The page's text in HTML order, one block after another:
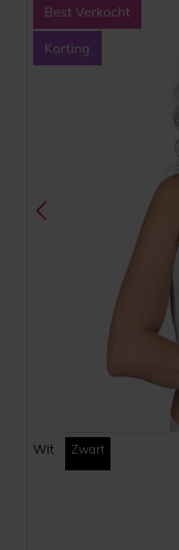
Wit Zwart